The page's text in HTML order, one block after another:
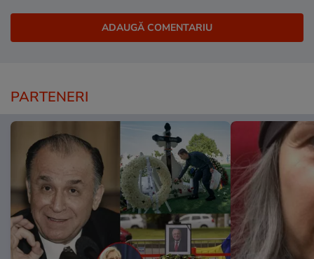
PARTENERI